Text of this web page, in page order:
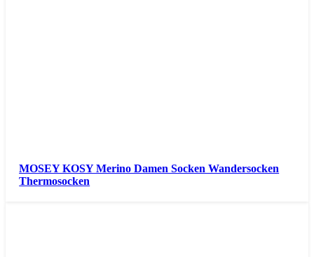
MOSEY KOSY Merino Damen Socken Wandersocken
Thermosocken